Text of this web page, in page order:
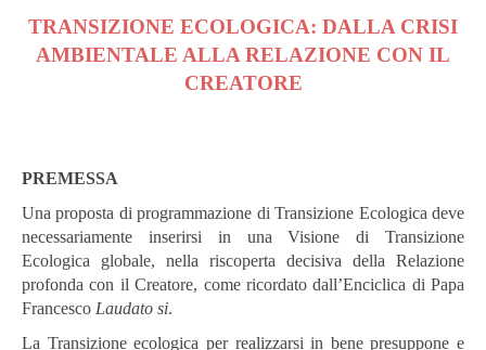
TRANSIZIONE ECOLOGICA: DALLA CRISI
AMBIENTALE ALLA RELAZIONE CON IL
CREATORE
PREMESSA
Una proposta di programmazione di Transizione Ecologica deve
necessariamente inserirsi in una Visione di Transizione
Ecologica globale, nella riscoperta decisiva della Relazione
profonda con il Creatore, come ricordato dall’Enciclica di Papa
Francesco Laudato si.
La Transizione ecologica per realizzarsi in bene presuppone e